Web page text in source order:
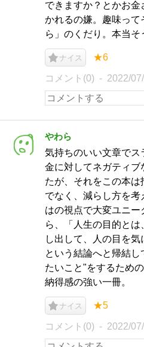
できますか？とかお
かれるの嫌。趣味っ
ら」のくだり。本当そ
ナイス ★6
コメント(0) 2022/07/
やわら
気持ちのいい文章でス
金に対してネガティブ
たが、それをこの本
でなく、減らし方を
はの視点で大変ユニ
ら、「人生の目的と
し出して、人の目を気
という結論へと帰結し
たいこと"をするため
納得感の強い一冊。
ナイス ★5
コメント(0) 2022/